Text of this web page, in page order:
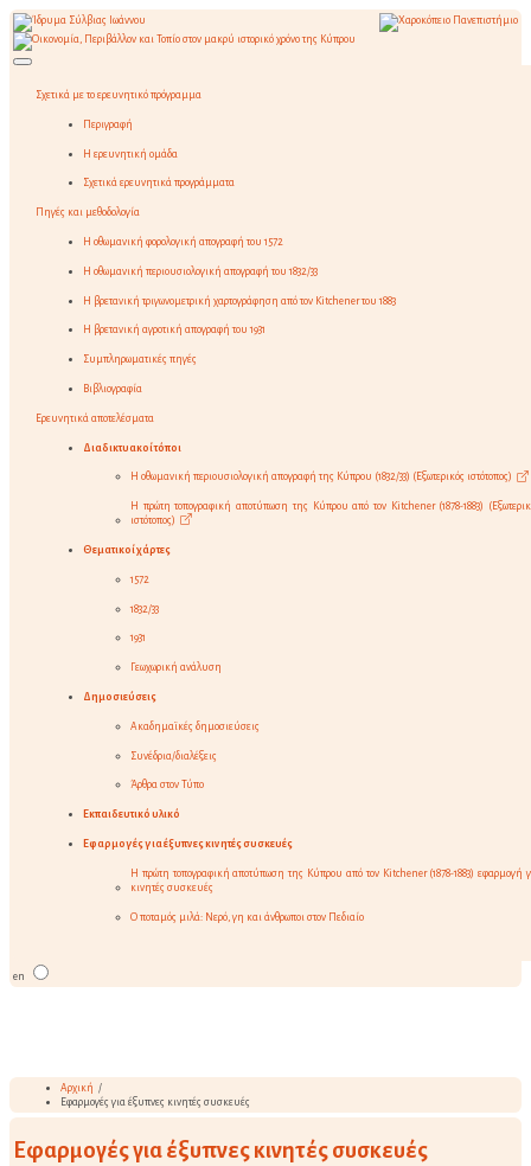
Σχετικά με το ερευνητικό πρόγραμμα
Περιγραφή
Η ερευνητική ομάδα
Σχετικά ερευνητικά προγράμματα
Πηγές και μεθοδολογία
Η οθωμανική φορολογική απογραφή του 1572
Η οθωμανική περιουσιολογική απογραφή του 1832/33
Η βρετανική τριγωνομετρική χαρτογράφηση από τον Kitchener του 1883
Η βρετανική αγροτική απογραφή του 1931
Συμπληρωματικές πηγές
Βιβλιογραφία
Ερευνητικά αποτελέσματα
Διαδικτυακοί τόποι
Η οθωμανική περιουσιολογική απογραφή της Κύπρου (1832/33) (Εξωτερικός ιστότοπος)
Η πρώτη τοπογραφική αποτύπωση της Κύπρου από τον Kitchener (1878-1883)
ιστότοπος)
Θεματικοί χάρτες
1572
1832/33
1931
Γεωχωρική ανάλυση
Δημοσιεύσεις
Ακαδημαϊκές δημοσιεύσεις
Συνέδρια/διαλέξεις
Άρθρα στον Τύπο
Εκπαιδευτικό υλικό
Εφαρμογές για έξυπνες κινητές συσκευές
Η πρώτη τοπογραφική αποτύπωση της Κύπρου από τον Kitchener (1878-1883) εφαρμογή
κινητές συσκευές
Ο ποταμός μιλά: Νερό, γη και άνθρωποι στον Πεδιαίο
en
Αρχική /
Εφαρμογές για έξυπνες κινητές συσκευές
Εφαρμογές για έξυπνες κινητές συσκευές